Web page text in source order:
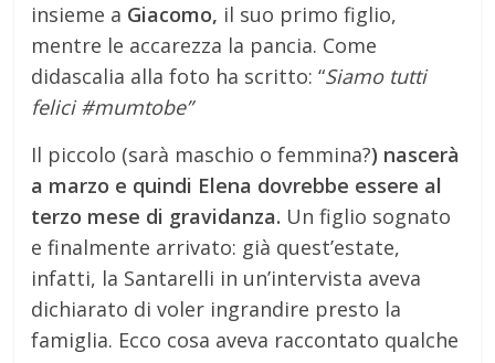
insieme a Giacomo, il suo primo figlio,
mentre le accarezza la pancia. Come
didascalia alla foto ha scritto: “Siamo tutti
felici #mumtobe”
Il piccolo (sarà maschio o femmina?) nascerà
a marzo e quindi Elena dovrebbe essere al
terzo mese di gravidanza. Un figlio sognato
e finalmente arrivato: già quest’estate,
infatti, la Santarelli in un’intervista aveva
dichiarato di voler ingrandire presto la
famiglia. Ecco cosa aveva raccontato qualche